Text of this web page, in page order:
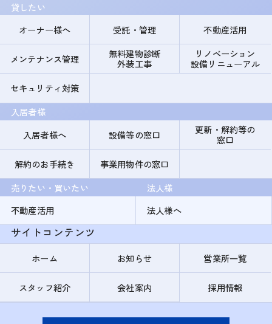
貸したい
オーナー様へ
受託・管理 不動産活用
メンテナンス管理
無料建物診断
外装工事
リノベーション
設備リニューアル
セキュリティ対策
入居者様
入居者様へ
設備等の窓口
更新・解約等の
窓口
解約のお手続き
事業用物件の窓口
売りたい・買いたい
不動産活用
法人様
法人様へ
サイトコンテンツ
ホーム お知らせ 営業所一覧
スタッフ紹介 会社案内 採用情報